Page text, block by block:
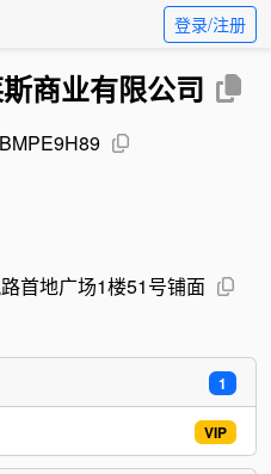
登录/注册
商业有限公司
首地广场1楼51号铺面
1
VIP